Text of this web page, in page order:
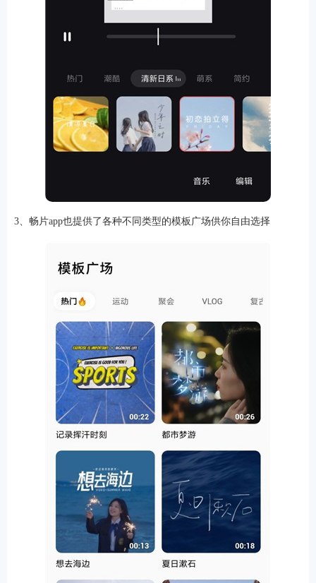
小游戏恋爱养成 沙盒模组 up主自制赛车竞速 策略塔防
益智休闲 冒险解谜街机格斗模拟经营音乐游戏单机游戏战争策略
办公商务 旅游出行
3、畅片app也提供了各种不同类型的模板广场供你自由选择